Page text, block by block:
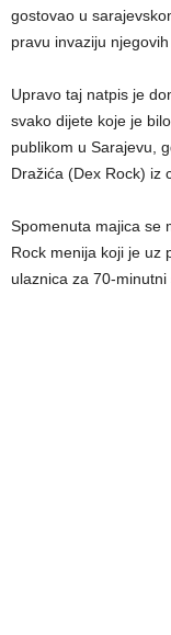
gostovao u
pravu invaziju
Upravo taj natpis je
svako dijete koje je
publikom u Sarajevu,
Dražića (Dex Rock) iz
Spomenuta majica se
Rock menija koji je uz
ulaznica za 70-minutni